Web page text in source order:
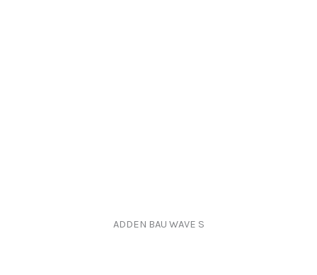
ADDEN BAU WAVE S